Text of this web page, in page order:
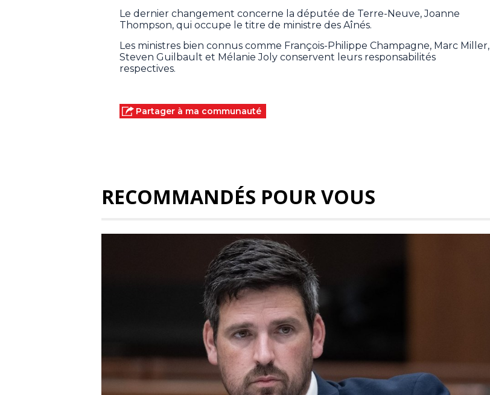
Le dernier changement concerne la députée de Terre-Neuve, Joanne
Thompson, qui occupe le titre de ministre des Aînés.
Les ministres bien connus comme François-Philippe Champagne, Marc Miller,
Steven Guilbault et Mélanie Joly conservent leurs responsabilités
respectives.
Partager à ma communauté
RECOMMANDÉS POUR VOUS